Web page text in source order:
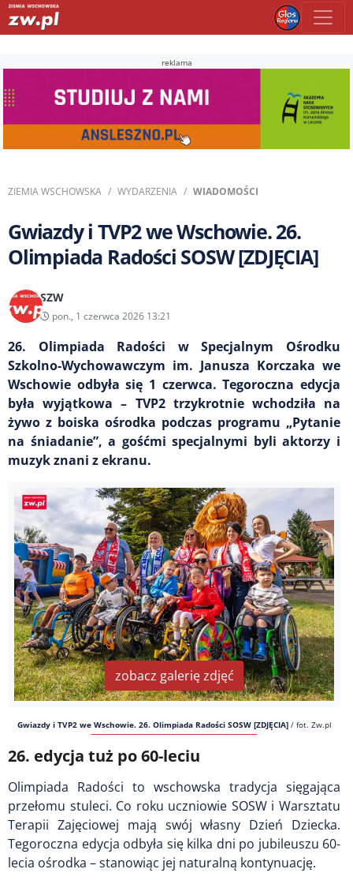
reklama
ZIEMIA WSCHOWSKA WYDARZENIA WIADOMOŚCI
Gwiazdy i TVP2 we Wschowie. 26.
Olimpiada Radości SOSW [ZDJĘCIA]
SZW
pon., 1 czerwca 2026 13:21
26. Olimpiada Radości w Specjalnym Ośrodku
Szkolno-Wychowawczym im. Janusza Korczaka we
Wschowie odbyła się 1 czerwca. Tegoroczna edycja
była wyjątkowa – TVP2 trzykrotnie wchodziła na
żywo z boiska ośrodka podczas programu „Pytanie
na śniadanie”, a gośćmi specjalnymi byli aktorzy i
muzyk znani z ekranu.
zobacz galerię zdjęć
Gwiazdy i TVP2 we Wschowie. 26. Olimpiada Radości SOSW [ZDJĘCIA]/ fot. Zw.pl
26. edycja tuż po 60-leciu
Olimpiada Radości to wschowska tradycja sięgająca
przełomu stuleci. Co roku uczniowie SOSW i Warsztatu
Terapii Zajęciowej mają swój własny Dzień Dziecka.
Tegoroczna edycja odbyła się kilka dni po jubileuszu 60-
lecia ośrodka – stanowiąc jej naturalną kontynuację.